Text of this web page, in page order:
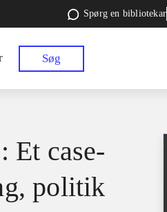
Spørg en bibliotekar
Søg
Et case-
politik